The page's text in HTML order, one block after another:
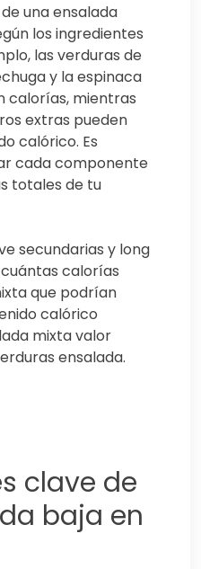
una ensalada
los ingredientes
las verduras de
y la espinaca
calorías, mientras
extras pueden
calórico. Es
cada componente
totales de tu
secundarias y long
calorías
que podrían
calórico
mixta valor
ensalada.
clave de
baja en